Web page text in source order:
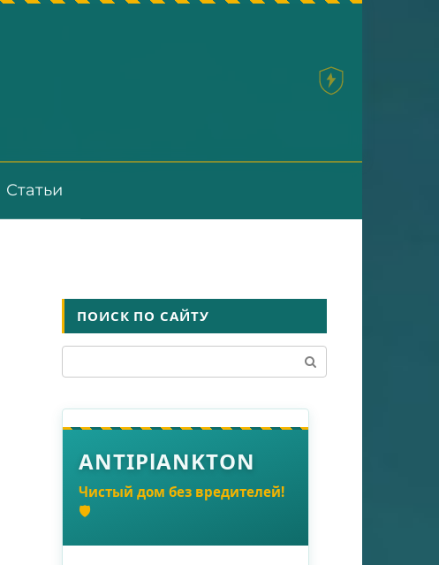
Статьи
ПОИСК ПО САЙТУ
ANTIPlANKTON
Чистый дом без вредителей!
🛡️